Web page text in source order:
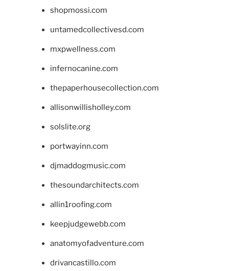
shopmossi.com
untamedcollectivesd.com
mxpwellness.com
infernocanine.com
thepaperhousecollection.com
allisonwillisholley.com
solslite.org
portwayinn.com
djmaddogmusic.com
thesoundarchitects.com
allin1roofing.com
keepjudgewebb.com
anatomyofadventure.com
drivancastillo.com